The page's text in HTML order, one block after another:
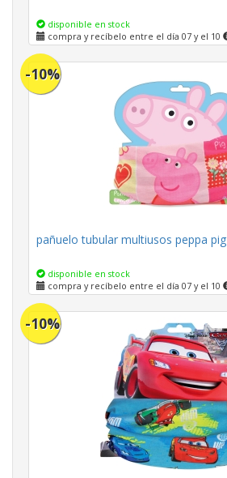
disponible en stock
compra y recíbelo entre el día 07 y el 10
-10%
pañuelo tubular multiusos peppa pig
disponible en stock
compra y recíbelo entre el día 07 y el 10
-10%